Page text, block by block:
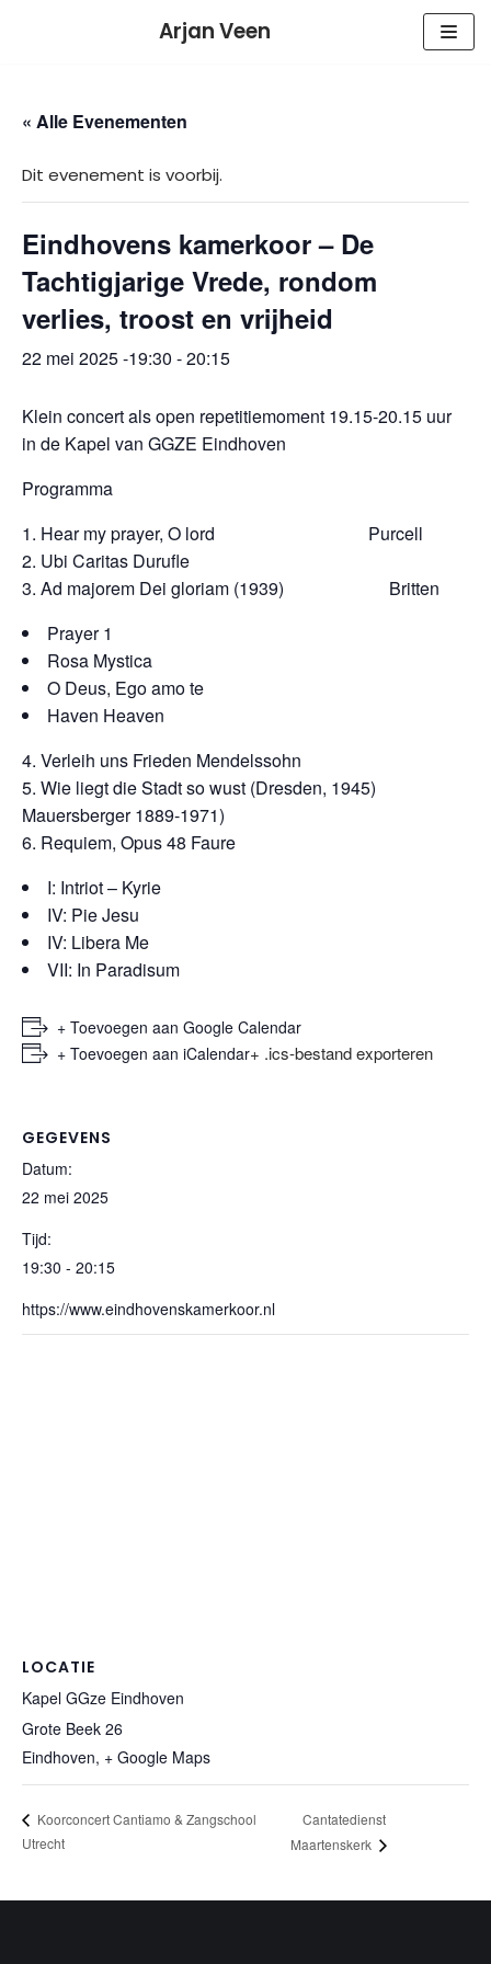
Arjan Veen
« Alle Evenementen
Dit evenement is voorbij.
Eindhovens kamerkoor – De
Tachtigjarige Vrede, rondom
verlies, troost en vrijheid
22 mei 2025 -19:30 -20:15
Klein concert als open repetitiemoment 19.15-20.15 uur
in de Kapel van GGZE Eindhoven
Programma
Hear my prayer, O lord Purcell
Ubi Caritas Durufle
Ad majorem Dei gloriam (1939) Britten
Prayer 1
Rosa Mystica
O Deus, Ego amo te
Haven Heaven
Verleih uns Frieden Mendelssohn
Wie liegt die Stadt so wust (Dresden, 1945)
Mauersberger 1889-1971)
Requiem, Opus 48 Faure
I: Intriot – Kyrie
IV: Pie Jesu
IV: Libera Me
VII: In Paradisum
+ Toevoegen aan Google Calendar
+ Toevoegen aan iCalendar+ .ics-bestand exporteren
GEGEVENS
Datum:
22 mei 2025
Tijd:
19:30 - 20:15
https://www.eindhovenskamerkoor.nl
LOCATIE
Kapel GGze Eindhoven
Grote Beek 26
Eindhoven, + Google Maps
Koorconcert Cantiamo & Zangschool
Utrecht
Cantatedienst
Maartenskerk